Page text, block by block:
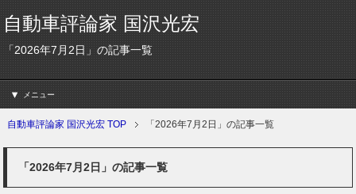
自動車評論家 国沢光宏
「2026年7月2日」の記事一覧
メニュー
自動車評論家 国沢光宏 TOP 「2026年7月2日」の記事一覧
「2026年7月2日」の記事一覧